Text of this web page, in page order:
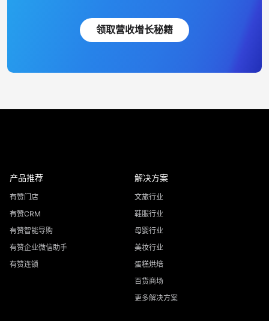
领取营收增长秘籍
产品推荐
有赞门店
有赞CRM
有赞智能导购
有赞企业微信助手
有赞连锁
解决方案
文旅行业
鞋服行业
母婴行业
美妆行业
蛋糕烘焙
百货商场
更多解决方案